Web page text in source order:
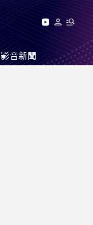
影音新聞